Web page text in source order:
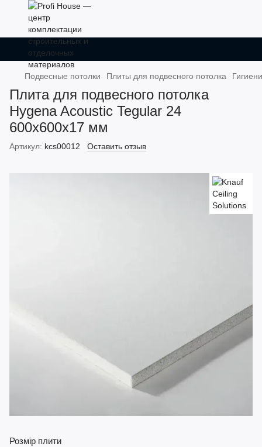
Подвесные потолки Плиты для подвесного потолка
Плита для подвесного потолка
Hygena Acoustic Tegular 24
600x600x17 мм
Артикул: kcs00012 Оставить отзыв
Розмір плити